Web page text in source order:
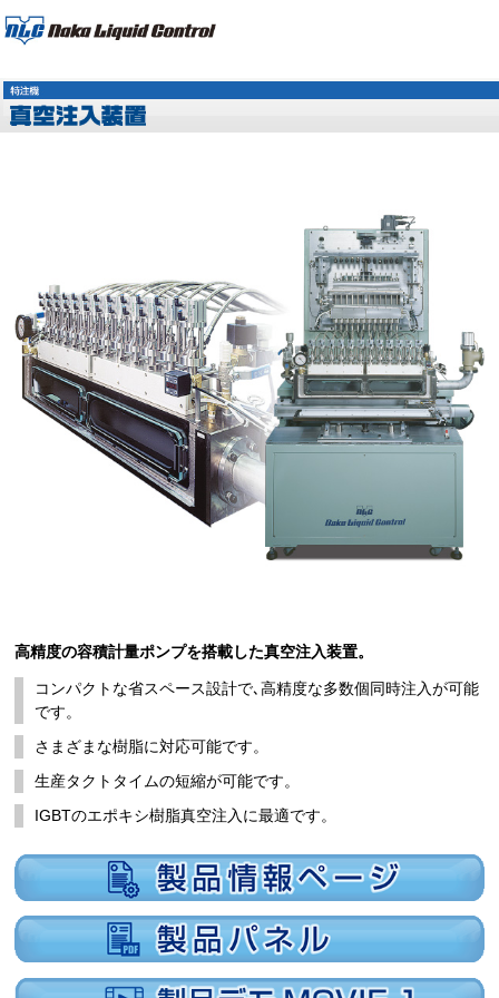
高精度の容積計量ポンプを搭載した真空注入装置。
コンパクトな省スペース設計で､高精度な多数個同時注入が可能
です。
さまざまな樹脂に対応可能です。
生産タクトタイムの短縮が可能です。
IGBTのエポキシ樹脂真空注入に最適です。